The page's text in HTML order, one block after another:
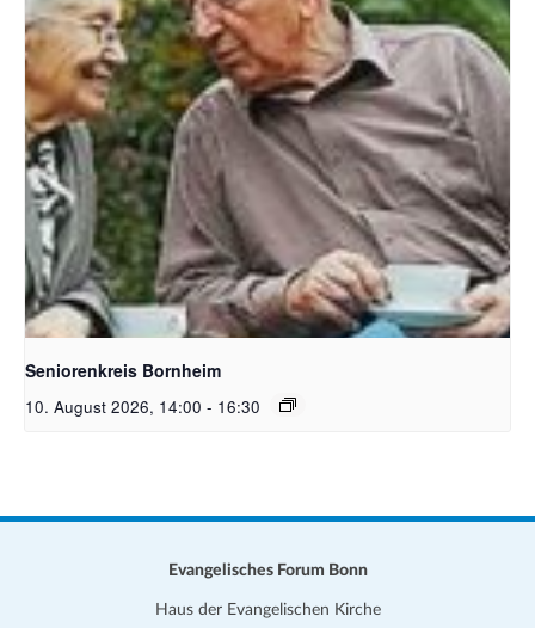
Bildquelle Pixabay Free
Seniorenkreis Bornheim
10. August 2026, 14:00 - 16:30
Evangelisches Forum Bonn
Haus der Evangelischen Kirche